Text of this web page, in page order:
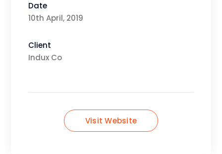
Date
10th April, 2019
Client
Indux Co
Visit Website